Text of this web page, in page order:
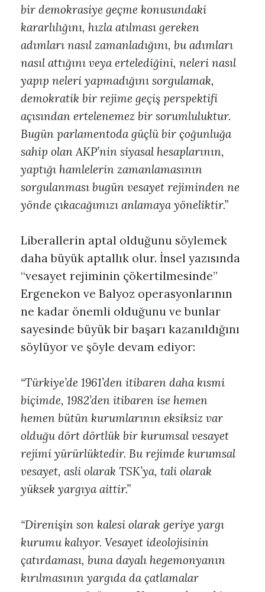
bir demokrasiye geçme konusundaki
kararlılığını, hızla atılması gereken
adımları nasıl zamanladığını, bu adımları
nasıl attığını veya ertelediğini, neleri nasıl
yapıp neleri yapmadığını sorgulamak,
demokratik bir rejime geçiş perspektifi
açısından ertelenemez bir sorumluluktur.
Bugün parlamentoda güçlü bir çoğunluğa
sahip olan AKP’nin siyasal hesaplarının,
yaptığı hamlelerin zamanlamasının
sorgulanması bugün vesayet rejiminden ne
yönde çıkacağımızı anlamaya yöneliktir.”
Liberallerin aptal olduğunu söylemek
daha büyük aptallık olur. İnsel yazısında
“vesayet rejiminin çökertilmesinde”
Ergenekon ve Balyoz operasyonlarının
ne kadar önemli olduğunu ve bunlar
sayesinde büyük bir başarı kazanıldığını
söylüyor ve şöyle devam ediyor:
“Türkiye’de 1961’den itibaren daha kısmi
biçimde, 1982’den itibaren ise hemen
hemen bütün kurumlarının eksiksiz var
olduğu dört dörtlük bir kurumsal vesayet
rejimi yürürlüktedir. Bu rejimde kurumsal
vesayet, asli olarak TSK’ya, tali olarak
yüksek yargıya aittir.”
“Direnişin son kalesi olarak geriye yargı
kurumu kalıyor. Vesayet ideolojisinin
çatırdaması, buna dayalı hegemonyanın
kırılmasının yargıda da çatlamalar